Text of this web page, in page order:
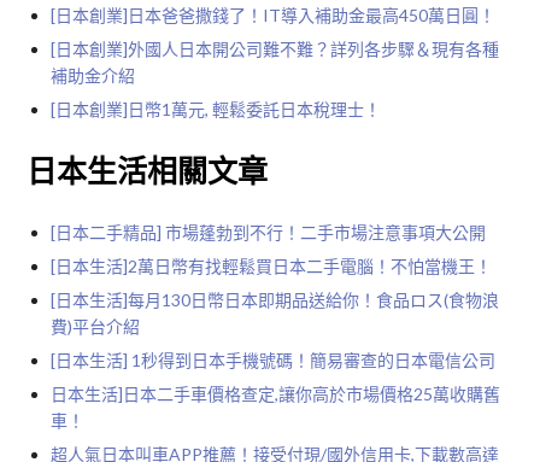
[日本創業]日本爸爸撒錢了！IT導入補助金最高450萬日圓！
[日本創業]外國人日本開公司難不難？詳列各步驟＆現有各種
補助金介紹
[日本創業]日幣1萬元, 輕鬆委託日本稅理士！
日本生活相關文章
[日本二手精品] 市場蓬勃到不行！二手市場注意事項大公開
[日本生活]2萬日幣有找輕鬆買日本二手電腦！不怕當機王！
[日本生活]每月130日幣日本即期品送給你！食品ロス(食物浪
費)平台介紹
[日本生活] 1秒得到日本手機號碼！簡易審查的日本電信公司
日本生活]日本二手車價格查定,讓你高於市場價格25萬收購舊
車！
超人氣日本叫車APP推薦！接受付現/國外信用卡,下載數高達